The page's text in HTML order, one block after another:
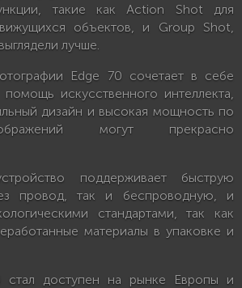
такие как Action Shot для
объектов, и Group Shot,
лучше.
Edge 70 сочетает в себе
искусственного интеллекта,
дизайн и высокая мощность по
могут прекрасно
поддерживает быструю
провод, так и беспроводную, и
стандартами, так как
материалы в упаковке и
стал доступен на рынке Европы и